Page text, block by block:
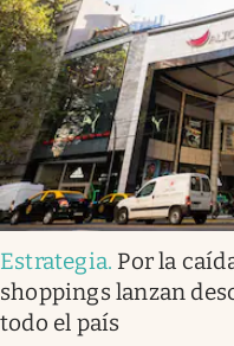
Estrategia. Por la
shoppings lanzan
todo el país